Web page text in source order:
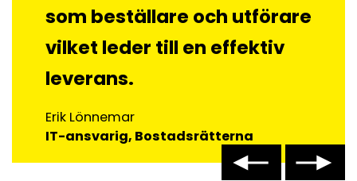
som beställare och utförare
vilket leder till en effektiv
leverans.
Erik Lönnemar
IT-ansvarig, Bostadsrätterna